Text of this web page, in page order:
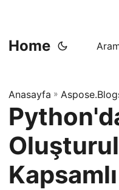
Home
Anasayfa »